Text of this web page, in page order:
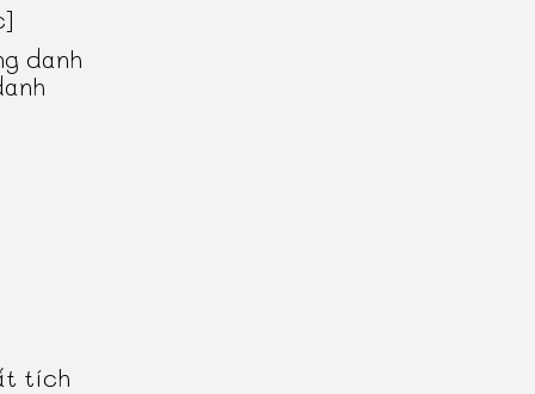
danh
tích